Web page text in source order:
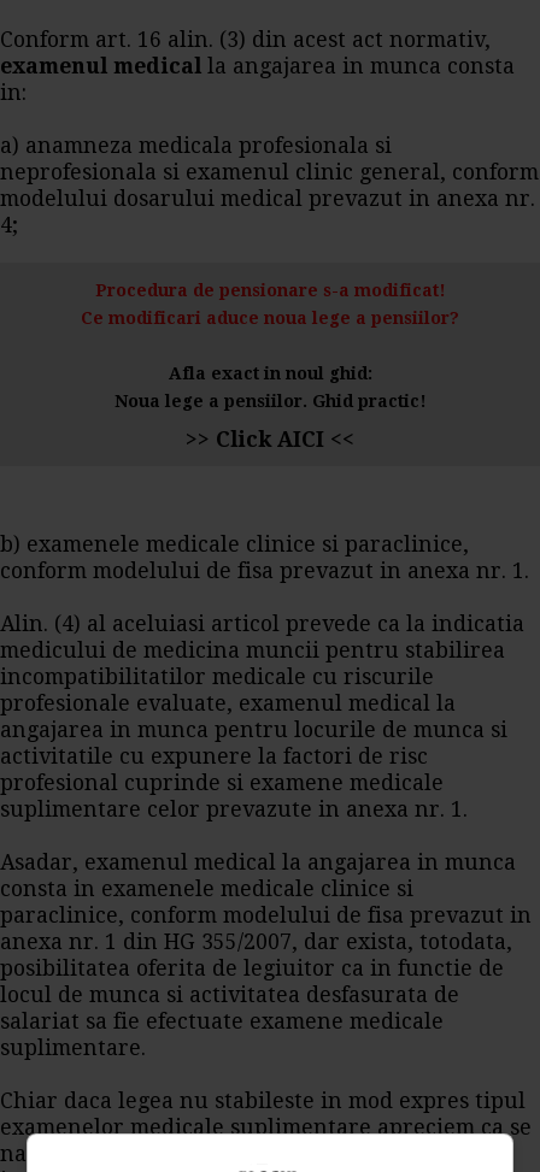
Conform art. 16 alin. (3) din acest act normativ,
examenul medical la angajarea in munca consta
in:
a) anamneza medicala profesionala si
neprofesionala si examenul clinic general, conform
modelului dosarului medical prevazut in anexa nr.
4;
Procedura de pensionare s-a modificat!
Ce modificari aduce noua lege a pensiilor?
Afla exact in noul ghid:
Noua lege a pensiilor. Ghid practic!
>> Click AICI <<
b) examenele medicale clinice si paraclinice,
conform modelului de fisa prevazut in anexa nr. 1.
Alin. (4) al aceluiasi articol prevede ca la indicatia
medicului de medicina muncii pentru stabilirea
incompatibilitatilor medicale cu riscurile
profesionale evaluate, examenul medical la
angajarea in munca pentru locurile de munca si
activitatile cu expunere la factori de risc
profesional cuprinde si examene medicale
suplimentare celor prevazute in anexa nr. 1.
Asadar, examenul medical la angajarea in munca
consta in examenele medicale clinice si
paraclinice, conform modelului de fisa prevazut in
anexa nr. 1 din HG 355/2007, dar exista, totodata,
posibilitatea oferita de legiuitor ca in functie de
locul de munca si activitatea desfasurata de
salariat sa fie efectuate examene medicale
suplimentare.
Chiar daca legea nu stabileste in mod expres tipul
examenelor medicale suplimentare apreciem ca se
naste astfel posibilitatea unor examene medicale